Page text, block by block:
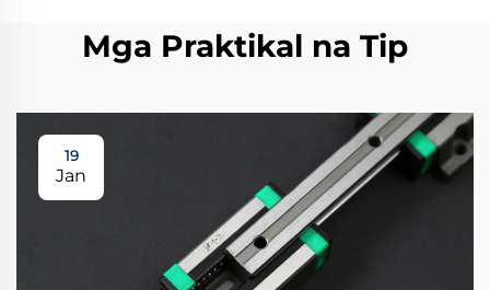
Mga Praktikal na Tip
19
Jan